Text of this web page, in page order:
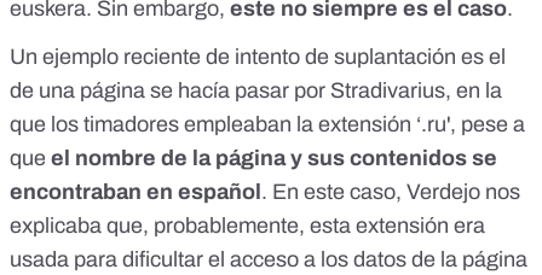
euskera. Sin embargo, este no siempre es el caso.
Un ejemplo reciente de intento de suplantación es el
de una página se hacía pasar por Stradivarius, en la
que los timadores empleaban la extensión ‘.ru', pese a
que el nombre de la página y sus contenidos se
encontraban en español . En este caso, Verdejo nos
explicaba que, probablemente, esta extensión era
usada para dificultar el acceso a los datos de la página